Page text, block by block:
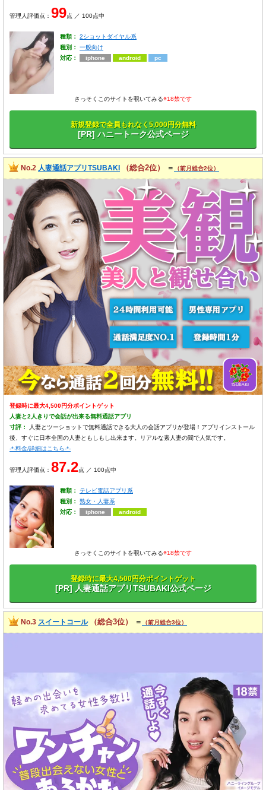
管理人評価点： 99点 ／ 100点中
種類：
2ショットダイヤル系
種別：
一般向け
対応：
iphone android pc
さっそくこのサイトを覗いてみる※18禁です
新規登録で全員もれなく5,000円分無料
[PR] ハニートーク公式ページ
No.2 人妻通話アプリTSUBAKI （総合2位） ＝ （前月総合2位）
登録時に最大4,500円分ポイントゲット
人妻と2人きりで会話が出来る無料通話アプリ
寸評：
人妻とツーショットで無料通話できる大人の会話アプリが登場！アプリインストール
後、すぐに日本全国の人妻ともしもし出来ます。リアルな素人妻の間で人気です。
-*-料金/詳細はこちら-*-
管理人評価点： 87.2点 ／ 100点中
種類：
テレビ電話アプリ系
種別：
熟女・人妻系
対応：
iphone android
さっそくこのサイトを覗いてみる※18禁です
登録時に最大4,500円分ポイントゲット
[PR] 人妻通話アプリTSUBAKI公式ページ
No.3 スイートコール （総合3位） ＝ （前月総合3位）